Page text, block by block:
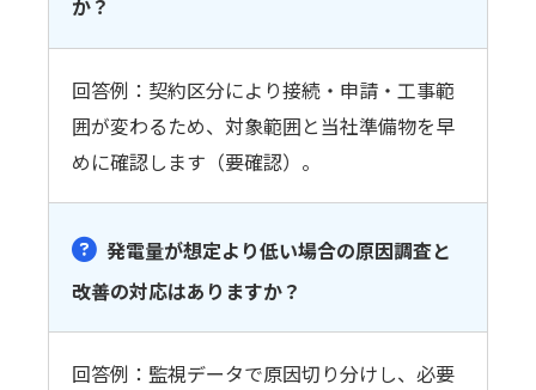
か？
回答例：契約区分により接続・申請・工事範
囲が変わるため、対象範囲と当社準備物を早
めに確認します（要確認）。
発電量が想定より低い場合の原因調査と
改善の対応はありますか？
回答例：監視データで原因切り分けし、必要